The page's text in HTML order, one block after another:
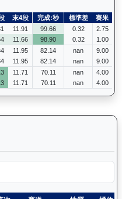
末4段 完成:秒 標準差 賽果
11.91 99.66 0.32
2.75
11.66 98.90 0.32 1.00
11.95 82.14 nan
9.00
11.95 82.14 nan 9.00
11.71 70.11 nan
4.00
11.71 70.11 nan 4.00
士（L240）— 昔日賽果及分